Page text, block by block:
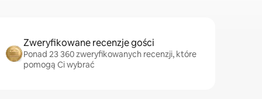
Zweryfikowane recenzje gości
Ponad 23 360 zweryfikowanych recenzji, które
pomogą Ci wybrać